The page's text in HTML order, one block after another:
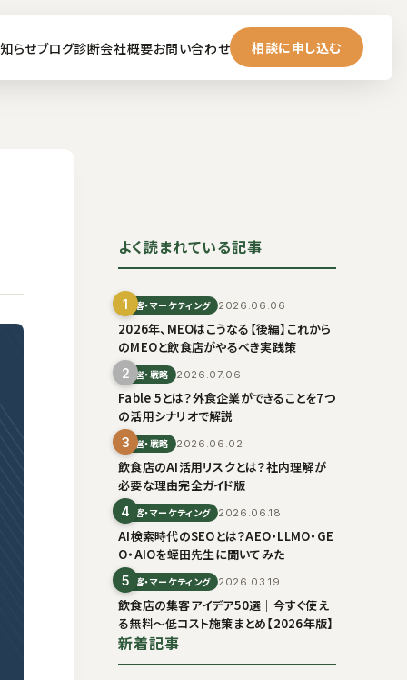
らせブログ診断会社概要お問い合わせ 相談に申し込む
よく読まれている記事
1 集客・マーケティング 2026.06.06
2026年、MEOはこうなる【後編】これから
のMEOと飲食店がやるべき実践策
2経営・戦略 2026.07.06
Fable 5とは？外食企業ができることを7つ
の活用シナリオで解説
3経営・戦略 2026.06.02
飲食店のAI活用リスクとは？社内理解が
必要な理由完全ガイド版
4集客・マーケティング 2026.06.18
AI検索時代のSEOとは？AEO・LLMO・GE
O・AIOを蛭田先生に聞いてみた
5集客・マーケティング 2026.03.19
飲食店の集客アイデア50選｜今すぐ使え
る無料〜低コスト施策まとめ【2026年版】
新着記事